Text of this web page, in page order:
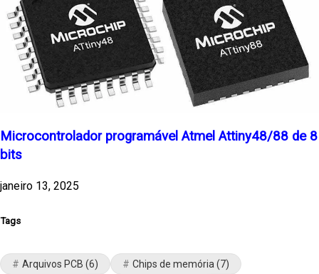
Microcontrolador programável Atmel Attiny48/88 de 8
bits
janeiro 13, 2025
Tags
Arquivos PCB (6) Chips de memória (7)